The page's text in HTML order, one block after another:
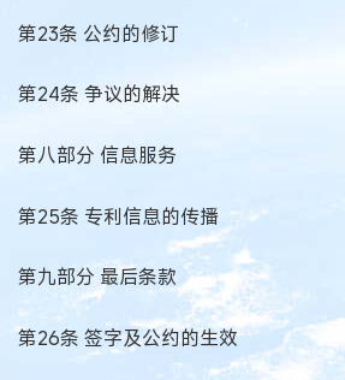
第23条 公约的修订
第24条 争议的解决
第八部分 信息服务
第25条 专利信息的传播
第九部分 最后条款
第26条 签字及公约的生效